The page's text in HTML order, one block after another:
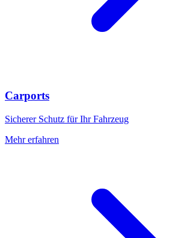
Carports
Sicherer Schutz für Ihr Fahrzeug
Mehr erfahren